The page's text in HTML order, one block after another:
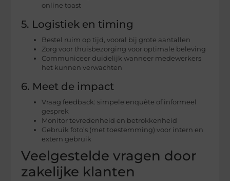
online toast
5. Logistiek en timing
Bestel ruim op tijd, vooral bij grote aantallen
Zorg voor thuisbezorging voor optimale beleving
Communiceer duidelijk wanneer medewerkers
het kunnen verwachten
6. Meet de impact
Vraag feedback: simpele enquête of informeel
gesprek
Monitor tevredenheid en betrokkenheid
Gebruik foto’s (met toestemming) voor intern en
extern gebruik
Veelgestelde vragen door
zakelijke klanten